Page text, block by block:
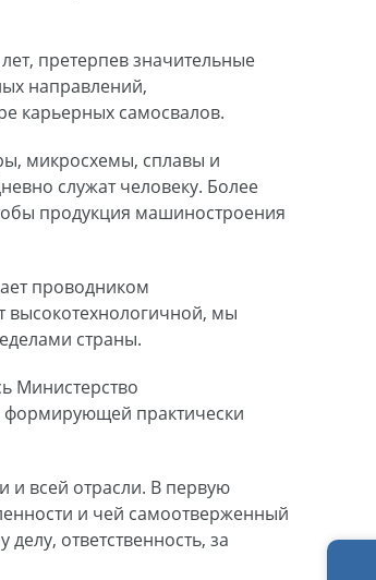
претерпев значительные
направлений,
карьерных самосвалов.
микросхемы, сплавы и
служат человеку. Более
продукция машиностроения
проводником
высокотехнологичной, мы
страны.
Министерство
формирующей практически
и всей отрасли. В первую
и чей самоотверженный
ответственность, за